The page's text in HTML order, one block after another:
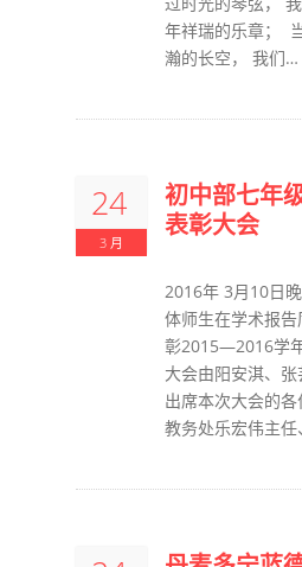
年祥瑞的乐章；
瀚的长空， 我们…
24
3 月
初中部七年
表彰大会
2016年 3月10日
体师生在学术报
彰2015—2016学
大会由阳安淇、张
出席本次大会的
教务处乐宏伟主